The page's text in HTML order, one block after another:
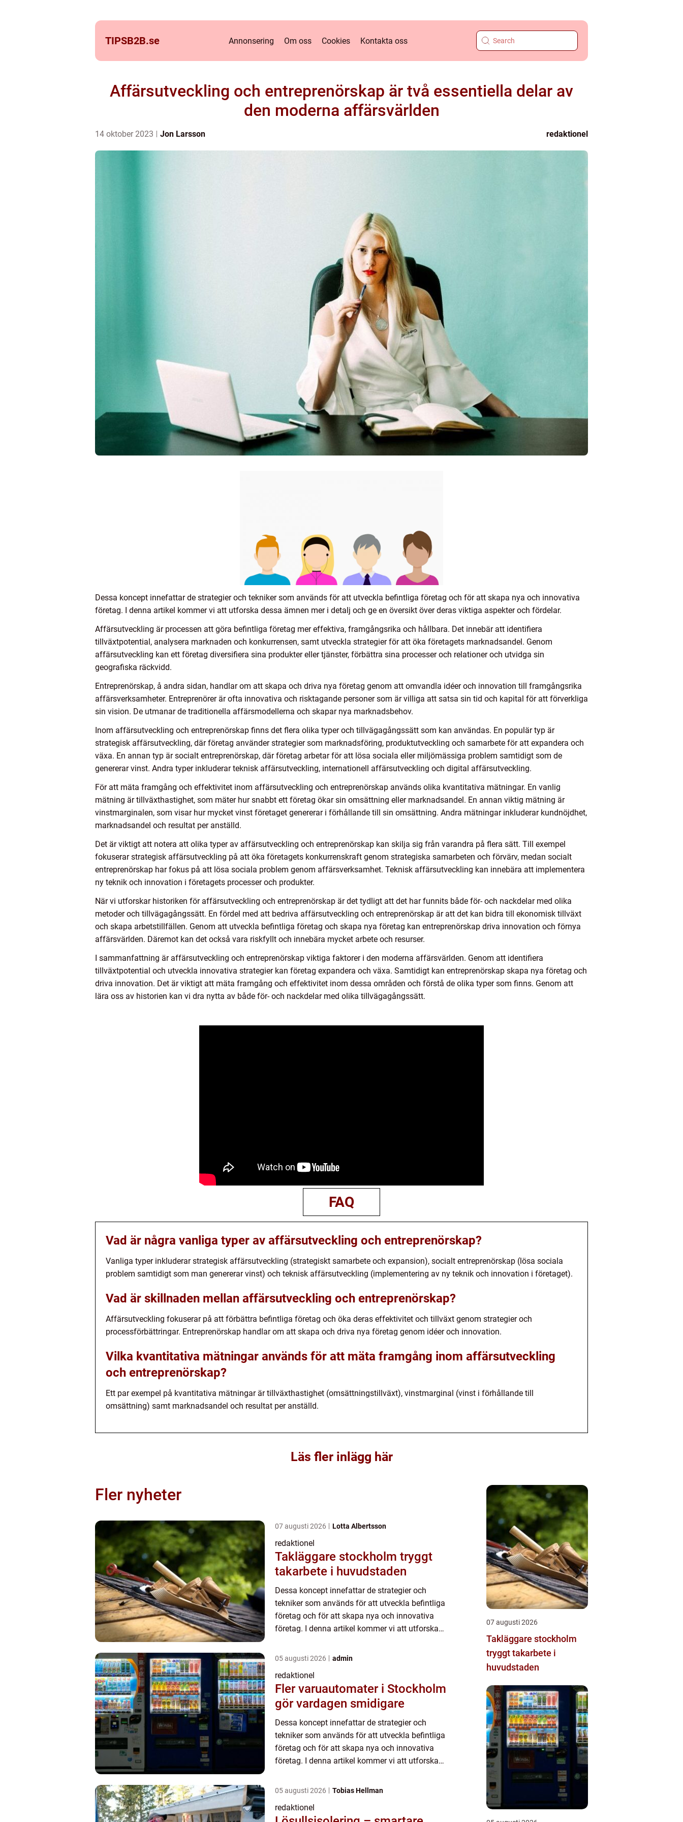
TIPSB2B.se Annonsering Om oss Cookies Kontakta oss
Affärsutveckling och entreprenörskap är två essentiella delar av
den moderna affärsvärlden
14 oktober 2023 Jon Larsson redaktionel
Dessa koncept innefattar de strategier och tekniker som används för att utveckla befintliga företag och för att skapa nya och innovativa
företag. I denna artikel kommer vi att utforska dessa ämnen mer i detalj och ge en översikt över deras viktiga aspekter och fördelar.
Affärsutveckling är processen att göra befintliga företag mer effektiva, framgångsrika och hållbara. Det innebär att identifiera
tillväxtpotential, analysera marknaden och konkurrensen, samt utveckla strategier för att öka företagets marknadsandel. Genom
affärsutveckling kan ett företag diversifiera sina produkter eller tjänster, förbättra sina processer och relationer och utvidga sin
geografiska räckvidd.
Entreprenörskap, å andra sidan, handlar om att skapa och driva nya företag genom att omvandla idéer och innovation till framgångsrika
affärsverksamheter. Entreprenörer är ofta innovativa och risktagande personer som är villiga att satsa sin tid och kapital för att förverkliga
sin vision. De utmanar de traditionella affärsmodellerna och skapar nya marknadsbehov.
Inom affärsutveckling och entreprenörskap finns det flera olika typer och tillvägagångssätt som kan användas. En populär typ är
strategisk affärsutveckling, där företag använder strategier som marknadsföring, produktutveckling och samarbete för att expandera och
växa. En annan typ är socialt entreprenörskap, där företag arbetar för att lösa sociala eller miljömässiga problem samtidigt som de
genererar vinst. Andra typer inkluderar teknisk affärsutveckling, internationell affärsutveckling och digital affärsutveckling.
För att mäta framgång och effektivitet inom affärsutveckling och entreprenörskap används olika kvantitativa mätningar. En vanlig
mätning är tillväxthastighet, som mäter hur snabbt ett företag ökar sin omsättning eller marknadsandel. En annan viktig mätning är
vinstmarginalen, som visar hur mycket vinst företaget genererar i förhållande till sin omsättning. Andra mätningar inkluderar kundnöjdhet,
marknadsandel och resultat per anställd.
Det är viktigt att notera att olika typer av affärsutveckling och entreprenörskap kan skilja sig från varandra på flera sätt. Till exempel
fokuserar strategisk affärsutveckling på att öka företagets konkurrenskraft genom strategiska samarbeten och förvärv, medan socialt
entreprenörskap har fokus på att lösa sociala problem genom affärsverksamhet. Teknisk affärsutveckling kan innebära att implementera
ny teknik och innovation i företagets processer och produkter.
När vi utforskar historiken för affärsutveckling och entreprenörskap är det tydligt att det har funnits både för- och nackdelar med olika
metoder och tillvägagångssätt. En fördel med att bedriva affärsutveckling och entreprenörskap är att det kan bidra till ekonomisk tillväxt
och skapa arbetstillfällen. Genom att utveckla befintliga företag och skapa nya företag kan entreprenörskap driva innovation och förnya
affärsvärlden. Däremot kan det också vara riskfyllt och innebära mycket arbete och resurser.
I sammanfattning är affärsutveckling och entreprenörskap viktiga faktorer i den moderna affärsvärlden. Genom att identifiera
tillväxtpotential och utveckla innovativa strategier kan företag expandera och växa. Samtidigt kan entreprenörskap skapa nya företag och
driva innovation. Det är viktigt att mäta framgång och effektivitet inom dessa områden och förstå de olika typer som finns. Genom att
lära oss av historien kan vi dra nytta av både för- och nackdelar med olika tillvägagångssätt.
FAQ
Vad är några vanliga typer av affärsutveckling och entreprenörskap?
Vanliga typer inkluderar strategisk affärsutveckling (strategiskt samarbete och expansion), socialt entreprenörskap (lösa sociala
problem samtidigt som man genererar vinst) och teknisk affärsutveckling (implementering av ny teknik och innovation i företaget).
Vad är skillnaden mellan affärsutveckling och entreprenörskap?
Affärsutveckling fokuserar på att förbättra befintliga företag och öka deras effektivitet och tillväxt genom strategier och
processförbättringar. Entreprenörskap handlar om att skapa och driva nya företag genom idéer och innovation.
Vilka kvantitativa mätningar används för att mäta framgång inom affärsutveckling
och entreprenörskap?
Ett par exempel på kvantitativa mätningar är tillväxthastighet (omsättningstillväxt), vinstmarginal (vinst i förhållande till
omsättning) samt marknadsandel och resultat per anställd.
Läs fler inlägg här
Fler nyheter
07 augusti 2026 Lotta Albertsson
redaktionel
Takläggare stockholm tryggt
takarbete i huvudstaden
Dessa koncept innefattar de strategier och
tekniker som används för att utveckla befintliga
företag och för att skapa nya och innovativa
företag. I denna artikel kommer vi att utforska
deras viktiga as...
05 augusti 2026 admin
redaktionel
Fler varuautomater i Stockholm
gör vardagen smidigare
Dessa koncept innefattar de strategier och
tekniker som används för att utveckla befintliga
företag och för att skapa nya och innovativa
företag. I denna artikel kommer vi att utforska
deras viktiga as...
05 augusti 2026 Tobias Hellman
redaktionel
07 augusti 2026
Takläggare stockholm
tryggt takarbete i
huvudstaden